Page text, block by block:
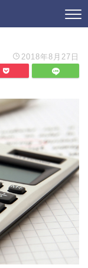
2018年8月27日